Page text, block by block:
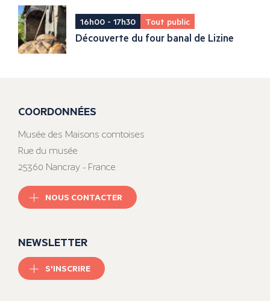
16h00 - 17h30 Tout public
Découverte du four banal de Lizine
COORDONNÉES
Musée des Maisons comtoises
Rue du musée
25360 Nancray - France
NOUS CONTACTER
NEWSLETTER
S'INSCRIRE